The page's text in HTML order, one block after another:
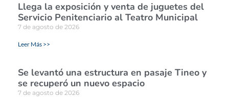
Llega la exposición y venta de juguetes del
Servicio Penitenciario al Teatro Municipal
7 de agosto de 2026
Leer Más >>
Se levantó una estructura en pasaje Tineo y
se recuperó un nuevo espacio
7 de agosto de 2026